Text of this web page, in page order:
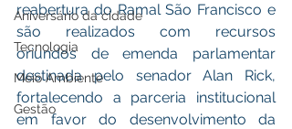
Aniversário da cidade
Tecnologia
Meio Ambiente
Gestão
reabertura do Ramal São Francisco e
são realizados com recursos
oriundos de emenda parlamentar
destinada pelo senador Alan Rick,
fortalecendo a parceria institucional
em favor do desenvolvimento da